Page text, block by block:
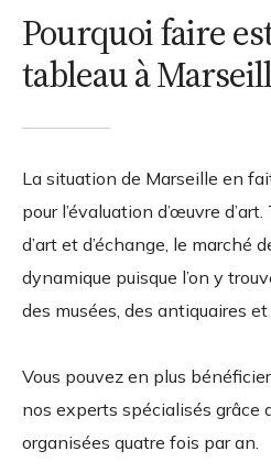
Pourquoi faire
tableau à
La situation de Marseille en
pour l’évaluation d’œuvre
d’art et d’échange, le marché
dynamique puisque l’on y
des musées, des antiquaires
Vous pouvez en plus
nos experts spécialisés grâce
organisées quatre fois par an.